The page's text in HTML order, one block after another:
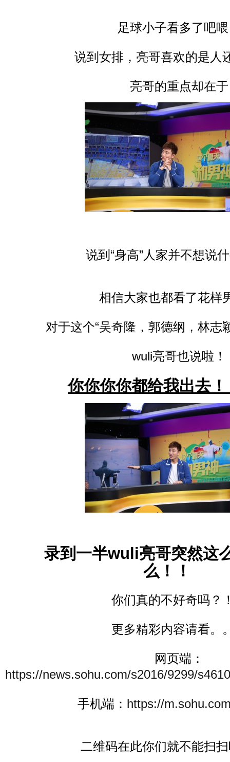
足球小子看多了吧喂
说到女排，亮哥喜欢的是人
亮哥的重点却在于
说到“身高”人家并不想说
相信大家也都看了花样
对于这个“吴奇隆，郭德纲，林志
wuli亮哥也说啦！
你你你你都给我出去
录到一半wuli亮哥突然这
么！！
你们真的不好奇吗？
更多精彩内容请看。
网页端：
https://news.sohu.com/s2016/9299/
手机端： https://
二维码在此你们就不能扫扫